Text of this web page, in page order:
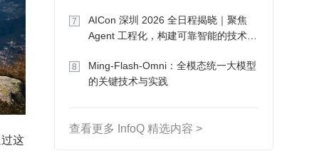
这
7
AICon 深圳 2026 全日程揭晓｜聚焦
Agent 工程化，构建可靠智能的技术路
8
Ming-Flash-Omni：全模态统一大模型
的关键技术与实践
查看更多 InfoQ 精选内容 >